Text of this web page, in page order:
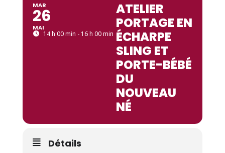
MAR
26
MAI
14 h 00 min - 16 h 00 min
ATELIER
PORTAGE EN
ÉCHARPE
SLING ET
PORTE-BÉBÉ
DU
NOUVEAU
NÉ
Détails